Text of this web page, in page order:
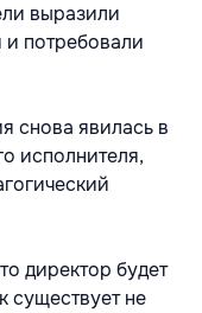
выразили
и потребовали
снова явилась в
исполнителя,
директор будет
существует не